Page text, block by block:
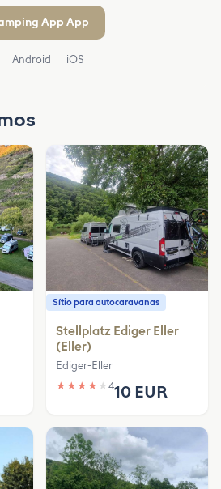
App App
Android iOS
Sítio para autocaravanas
Stellplatz Ediger Eller
(Eller)
Ediger-Eller
★ ★ ★ ★ ★ 410 EUR